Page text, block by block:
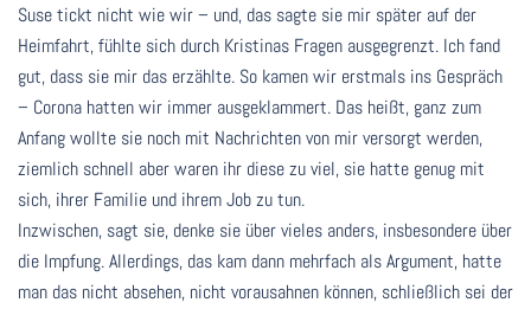
Suse tickt nicht wie wir – und, das sagte sie mir später auf der
Heimfahrt, fühlte sich durch Kristinas Fragen ausgegrenzt. Ich fand
gut, dass sie mir das erzählte. So kamen wir erstmals ins Gespräch
– Corona hatten wir immer ausgeklammert. Das heißt, ganz zum
Anfang wollte sie noch mit Nachrichten von mir versorgt werden,
ziemlich schnell aber waren ihr diese zu viel, sie hatte genug mit
sich, ihrer Familie und ihrem Job zu tun.
Inzwischen, sagt sie, denke sie über vieles anders, insbesondere über
die Impfung. Allerdings, das kam dann mehrfach als Argument, hatte
man das nicht absehen, nicht vorausahnen können, schließlich sei der